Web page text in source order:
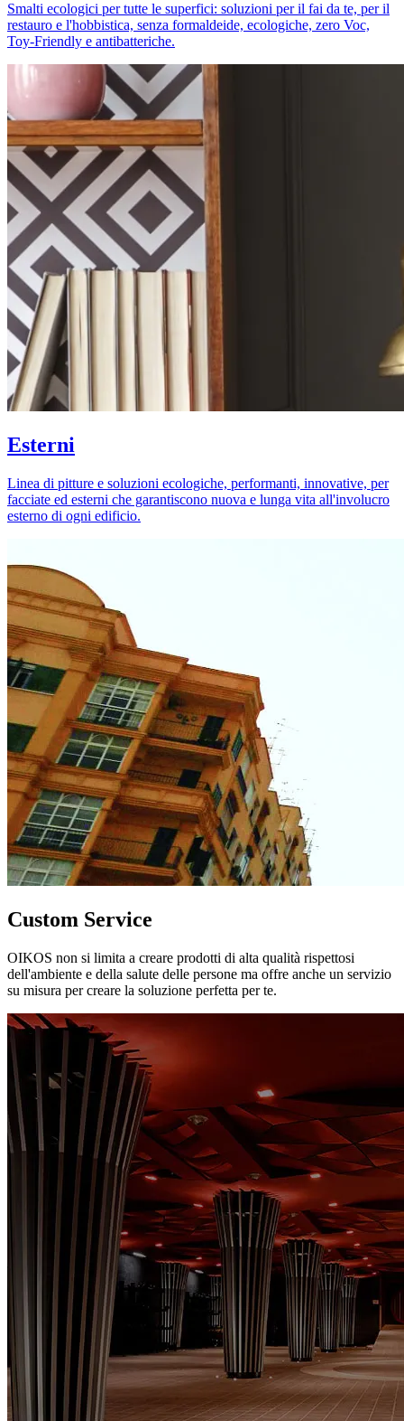
Smalti ecologici per tutte le superfici: soluzioni per il fai da te, per il
restauro e l'hobbistica, senza formaldeide, ecologiche, zero Voc,
Toy-Friendly e antibatteriche.
Esterni
Linea di pitture e soluzioni ecologiche, performanti, innovative, per
facciate ed esterni che garantiscono nuova e lunga vita all'involucro
esterno di ogni edificio.
Custom Service
OIKOS non si limita a creare prodotti di alta qualità rispettosi
dell'ambiente e della salute delle persone ma offre anche un servizio
su misura per creare la soluzione perfetta per te.